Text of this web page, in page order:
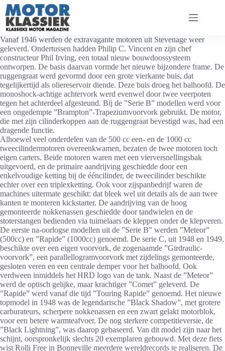
Ga
naar
inhoud
Vanaf 1946 werden de extravagante motoren uit Stevenage weer
geleverd. Ondertussen hadden Philip C. Vincent en zijn chef
constructeur Phil Irving, een totaal nieuw bouwdoossysteem
ontworpen. De basis daarvan vormde het nieuwe bijzondere frame. De
ruggengraat werd gevormd door een grote vierkante buis, dat
tegelijkertijd als oliereservoir diende. Deze buis droeg het balhoofd. De
monoshock-achtige achtervork werd evenwel door twee veerpoten
tegen het achterdeel afgesteund. Bij de ”Serie B” modellen werd voor
een ongedempte ”Brampton”-Trapeziumvoorvork gebruikt. De motor,
die met zijn cilinderkoppen aan de ruggengraat bevestigd was, had een
dragende functie.
Alhoewel veel onderdelen van de 500 cc een- en de 1000 cc
tweecilindermotoren overeenkwamen, bezaten de twee motoren toch
eigen carters. Beide motoren waren met een vierversnellingsbak
uitgevoerd, en de primaire aandrijving geschiedde door een
enkelvoudige ketting bij de ééncilinder, de tweecilinder beschikte
echter over een triplexketting. Ook voor zijspanbedrijf waren de
machines uitermate geschikt: dat bleek wel uit details als de aan twee
kanten te monteren kickstarter. De aandrijving van de hoog
gemonteerde nokkenassen geschiedde door tandwielen en de
stoterstangen bedienden via tuimelaars de kleppen onder de klepveren.
De eerste na-oorlogse modellen uit de ”Serie B” werden ”Meteor”
(500cc) en ”Rapide” (1000cc) genoemd. De serie C, uit 1948 en 1949,
beschikte over een eigen voorvork, de zogenaamde ”Girdraulic-
voorvork”, een parallellogramvoorvork met zijdelings gemonteerde,
gesloten veren en een centrale demper voor het balhoofd. Ook
verdween inmiddels het HRD logo van de tank. Naast de ”Meteor”
werd de optisch gelijke, maar krachtiger ”Comet” geleverd. De
”Rapide” werd vanaf die tijd ”Touring Rapide” genoemd. Het nieuwe
topmodel in 1948 was de legendarische ”Black Shadow”, met grotere
carburateurs, scherpere nokkenassen en een zwart gelakt motorblok,
voor een betere warmteafvoer. De nog sterkere competitieversie, de
”Black Lightning”, was daarop gebaseerd. Van dit model zijn naar het
schijnt, oorspronkelijk slechts 20 exemplaren gebouwd. Met deze fiets
wist Rolli Free in Bonneville meerdere wereldrecords te realiseren. De